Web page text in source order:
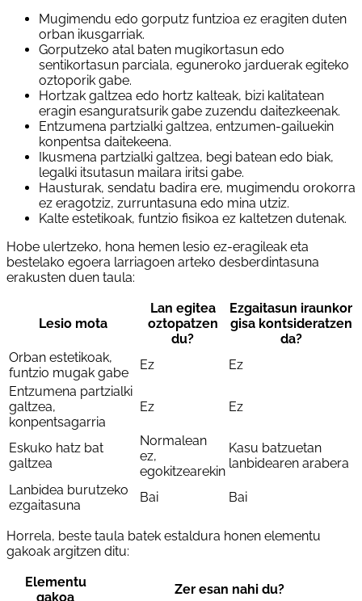
Mugimendu edo gorputz funtzioa ez eragiten duten
orban ikusgarriak.
Gorputzeko atal baten mugikortasun edo
sentikortasun parciala, eguneroko jarduerak egiteko
oztoporik gabe.
Hortzak galtzea edo hortz kalteak, bizi kalitatean
eragin esanguratsurik gabe zuzendu daitezkeenak.
Entzumena partzialki galtzea, entzumen-gailuekin
konpentsa daitekeena.
Ikusmena partzialki galtzea, begi batean edo biak,
legalki itsutasun mailara iritsi gabe.
Hausturak, sendatu badira ere, mugimendu orokorra
ez eragotziz, zurruntasuna edo mina utziz.
Kalte estetikoak, funtzio fisikoa ez kaltetzen dutenak.
Hobe ulertzeko, hona hemen lesio ez-eragileak eta
bestelako egoera larriagoen arteko desberdintasuna
erakusten duen taula:
Lesio mota
Lan egitea
oztopatzen
du?
Ezgaitasun iraunkor
gisa kontsideratzen
da?
Orban estetikoak,
funtzio mugak gabe
Ez
Ez
Entzumena partzialki
galtzea,
konpentsagarria
Ez Ez
Eskuko hatz bat
galtzea
Normalean
ez,
egokitzearekin
Kasu batzuetan
lanbidearen arabera
Lanbidea burutzeko
ezgaitasuna
Bai Bai
Horrela, beste taula batek estaldura honen elementu
gakoak argitzen ditu:
Elementu
gakoa
Zer esan nahi du?